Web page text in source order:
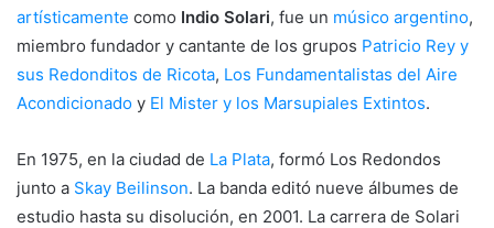
artísticamente como Indio Solari, fue un músico argentino,
miembro fundador y cantante de los grupos Patricio Rey y
sus Redonditos de Ricota, Los Fundamentalistas del Aire
Acondicionado y El Mister y los Marsupiales Extintos.
En 1975, en la ciudad de La Plata, formó Los Redondos
junto a Skay Beilinson. La banda editó nueve álbumes de
estudio hasta su disolución, en 2001. La carrera de Solari